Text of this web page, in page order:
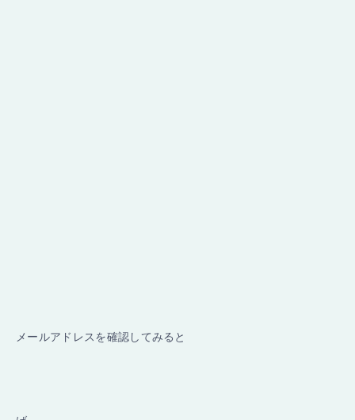
メールアドレスを確認してみると